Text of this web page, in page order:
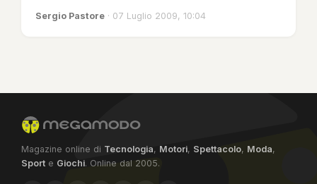
Sergio Pastore · 07 Luglio 2009, 10:04
Magazine online di Tecnologia, Motori, Spettacolo, Moda,
Sport e Giochi. Online dal 2005.